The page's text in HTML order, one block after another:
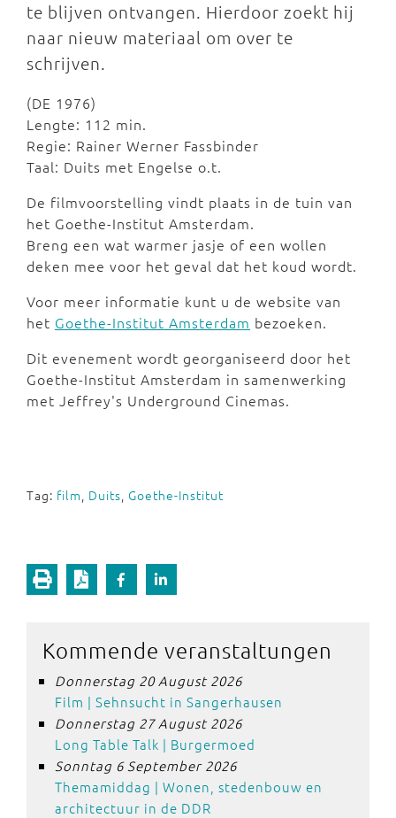
te blijven ontvangen. Hierdoor zoekt hij
naar nieuw materiaal om over te
schrijven.
(DE 1976)
Lengte: 112 min.
Regie: Rainer Werner Fassbinder
Taal: Duits met Engelse o.t.
De filmvoorstelling vindt plaats in de tuin van
het Goethe-Institut Amsterdam.
Breng een wat warmer jasje of een wollen
deken mee voor het geval dat het koud wordt.
Voor meer informatie kunt u de website van
het Goethe-Institut Amsterdam bezoeken.
Dit evenement wordt georganiseerd door het
Goethe-Institut Amsterdam in samenwerking
met Jeffrey's Underground Cinemas.
Tag: film, Duits, Goethe-Institut
Kommende veranstaltungen
Donnerstag 20 August 2026
Film | Sehnsucht in Sangerhausen
Donnerstag 27 August 2026
Long Table Talk | Burgermoed
Sonntag 6 September 2026
Themamiddag | Wonen, stedenbouw en
architectuur in de DDR